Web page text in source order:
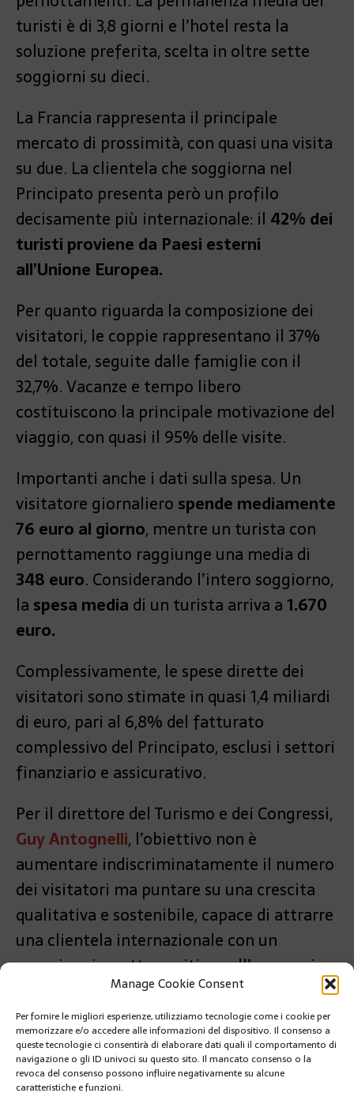
Manage Cookie Consent
Per fornire le migliori esperienze, utilizziamo tecnologie come i cookie per
memorizzare e/o accedere alle informazioni del dispositivo. Il consenso a
queste tecnologie ci consentirà di elaborare dati quali il comportamento di
navigazione o gli ID univoci su questo sito. Il mancato consenso o la
revoca del consenso possono influire negativamente su alcune
caratteristiche e funzioni.
turisti è di 3,8 giorni e l’hotel resta la
soluzione preferita, scelta in oltre sette
soggiorni su dieci.
La Francia rappresenta il principale
mercato di prossimità, con quasi una visita
su due. La clientela che soggiorna nel
Principato presenta però un profilo
decisamente più internazionale: il 42% dei
turisti proviene da Paesi esterni
all’Unione Europea.
Per quanto riguarda la composizione dei
visitatori, le coppie rappresentano il 37%
del totale, seguite dalle famiglie con il
32,7%. Vacanze e tempo libero
costituiscono la principale motivazione del
viaggio, con quasi il 95% delle visite.
Importanti anche i dati sulla spesa. Un
visitatore giornaliero spende mediamente
76 euro al giorno, mentre un turista con
pernottamento raggiunge una media di
348 euro. Considerando l’intero soggiorno,
la spesa media di un turista arriva a1.670
euro.
Complessivamente, le spese dirette dei
visitatori sono stimate in quasi 1,4 miliardi
di euro, pari al 6,8% del fatturato
complessivo del Principato, esclusi i settori
finanziario e assicurativo.
Per il direttore del Turismo e dei Congressi,
Guy Antognelli, l’obiettivo non è
aumentare indiscriminatamente il numero
dei visitatori ma puntare su una crescita
qualitativa e sostenibile, capace di attrarre
una clientela internazionale con un
maggiore impatto positivo sull’economia
PRÉCÉDENT
RESOPOLIS A MONACO: RAFFORZATA LA
COOPERAZIONE DI POLIZIA